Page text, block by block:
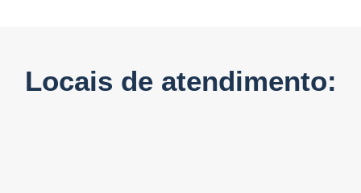
Locais de atendimento: